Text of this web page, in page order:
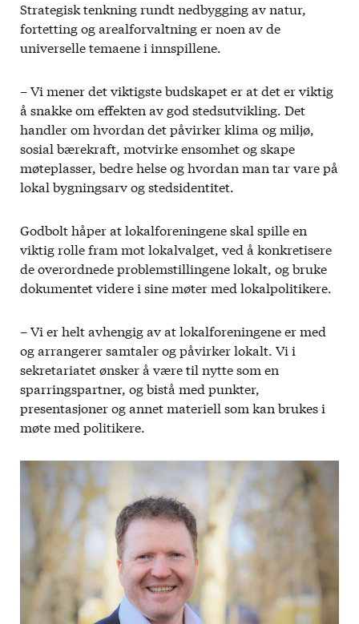
Strategisk tenkning rundt nedbygging av natur,
fortetting og arealforvaltning er noen av de
universelle temaene i innspillene.
– Vi mener det viktigste budskapet er at det er viktig
å snakke om effekten av god stedsutvikling. Det
handler om hvordan det påvirker klima og miljø,
sosial bærekraft, motvirke ensomhet og skape
møteplasser, bedre helse og hvordan man tar vare på
lokal bygningsarv og stedsidentitet.
Godbolt håper at lokalforeningene skal spille en
viktig rolle fram mot lokalvalget, ved å konkretisere
de overordnede problemstillingene lokalt, og bruke
dokumentet videre i sine møter med lokalpolitikere.
– Vi er helt avhengig av at lokalforeningene er med
og arrangerer samtaler og påvirker lokalt. Vi i
sekretariatet ønsker å være til nytte som en
sparringspartner, og bistå med punkter,
presentasjoner og annet materiell som kan brukes i
møte med politikere.